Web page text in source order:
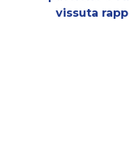
vissuta